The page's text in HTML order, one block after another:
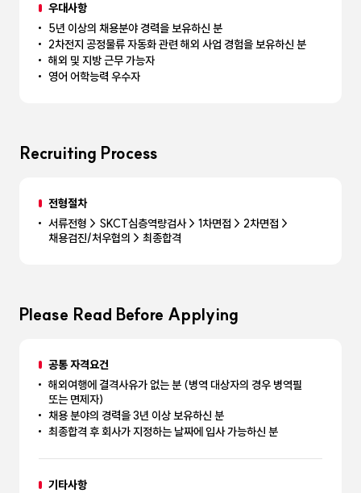
우대사항
5년 이상의 채용분야 경력을 보유하신 분
2차전지 공정물류 자동화 관련 해외 사업 경험을 보유하신 분
해외 및 지방 근무 가능자
영어 어학능력 우수자
Recruiting Process
전형절차
서류전형 > SKCT심층역량검사 > 1차면접 > 2차면접 >
채용검진/처우협의 > 최종합격
Please Read Before Applying
공통 자격요건
해외여행에 결격사유가 없는 분 (병역 대상자의 경우 병역필
또는 면제자)
채용 분야의 경력을 3년 이상 보유하신 분
최종합격 후 회사가 지정하는 날짜에 입사 가능하신 분
기타사항